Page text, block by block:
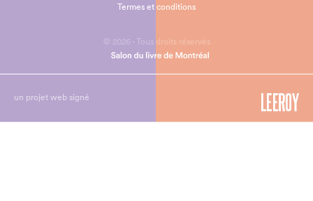
© 2026 - Tous droits réservés
Termes et conditions
un projet web signé